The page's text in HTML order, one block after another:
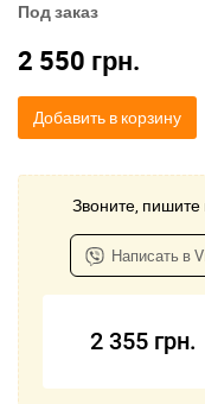
Под заказ
2 550 грн.
Добавить в корзину
Звоните, пишите
Написать в
2 355 грн.